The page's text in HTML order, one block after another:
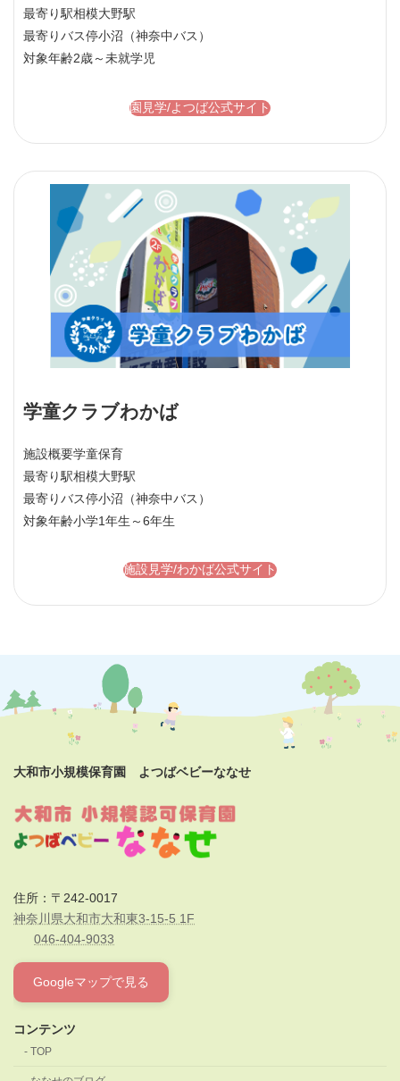
最寄り駅相模大野駅
最寄りバス停小沼（神奈中バス）
対象年齢2歳～未就学児
園見学/よつば公式サイト
学童クラブわかば
施設概要学童保育
最寄り駅相模大野駅
最寄りバス停小沼（神奈中バス）
対象年齢小学1年生～6年生
施設見学/わかば公式サイト
大和市小規模保育園 よつばベビーななせ
住所：〒242-0017
神奈川県大和市大和東3-15-5 1F
046-404-9033
Googleマップで見る
コンテンツ
TOP